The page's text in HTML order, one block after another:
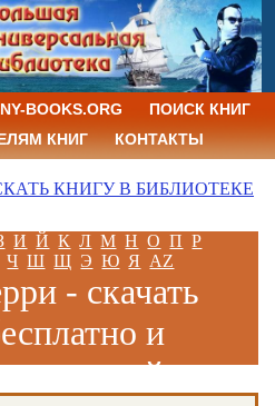
BOOKS.ORG
ПОИСК КНИГ
КНИГ
КОНТАКТЫ
КНИГУ В БИБЛИОТЕКЕ
И Й К Л М Н О П Р
Ч Ш Щ Э Ю Я AZ
- скачать
и
онлайн